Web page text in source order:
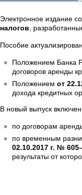
Электронное издание
налогов ,
Пособие
Положением Банка
договоров аренды
Положением от
дохода кредитных
В новый выпуск
по договорам
по временным
02.10.2017 г. №
результаты от